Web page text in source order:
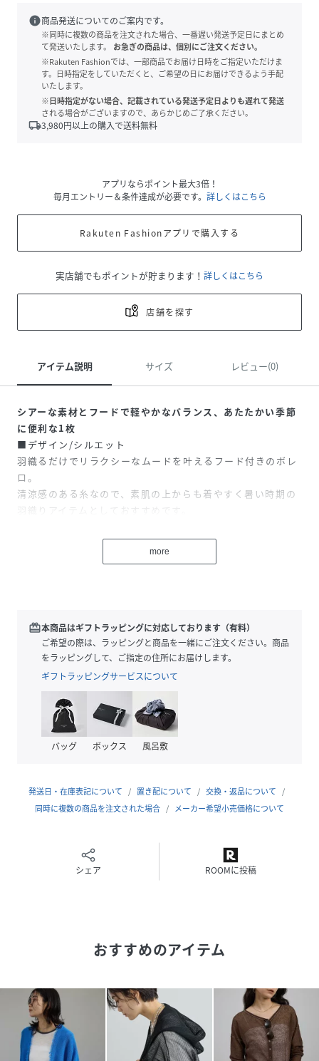
info商品発送についてのご案内です。
※同時に複数の商品を注文された場合、一番遅い発送予定日にまとめ
て発送いたします。
お急ぎの商品は、個別にご注文ください。
※Rakuten Fashionでは、一部商品でお届け日時をご指定いただけま
す。日時指定をしていただくと、ご希望の日にお届けできるよう手配
いたします。
※日時指定がない場合、記載されている発送予定日よりも遅れて発送
される場合がございますので、あらかじめご了承ください。
local_shipping3,980円以上の購入で送料無料
アプリならポイント最大3倍！
毎月エントリー＆条件達成が必要です。 詳しくはこちら
Rakuten Fashionアプリで購入する
実店舗でもポイントが貯まります！ 詳しくはこちら
店舗を探す
アイテム説明 サイズ レビュー(0)
シアーな素材とフードで軽やかなバランス、あたたかい季節
に便利な1枚
■デザイン/シルエット
羽織るだけでリラクシーなムードを叶えるフード付きのボレ
ロ。
清涼感のある糸なので、素肌の上からも着やすく暑い時期の
羽織りアイテムとしておすすめです。
ストレスフリーにお召しいただけます。
表現。
さらりとした肌ざわりで、暑い時期にもストレスなく着てい
ただける素材感です。
■コーディネート
程よいクロップド丈はハイウエストのボトムスと合わせてス
タイルアップなコーデが完成します。
袖付けに余裕があるため、中に着るものを選びません。
ーーーーーーーーーー
ポケット：なし
レディース
原産国
ブラック（01）：中国｜ベージュ（27）：中国
｜ブルー系（45）：中国
素材
ブラック（01）：コットン 50% ポリエステル
50%｜ベージュ（27）：コットン 50% ポリエス
more
redeem本商品はギフトラッピングに対応しております（有料）
ご希望の際は、ラッピングと商品を一緒にご注文ください。商品
をラッピングして、ご指定の住所にお届けします。
ギフトラッピングサービスについて
バッグ ボックス 風呂敷
発送日・在庫表記について 置き配について
交換・返品について
同時に複数の商品を注文された場合
メーカー希望小売価格について
シェア ROOMに投稿
おすすめのアイテム